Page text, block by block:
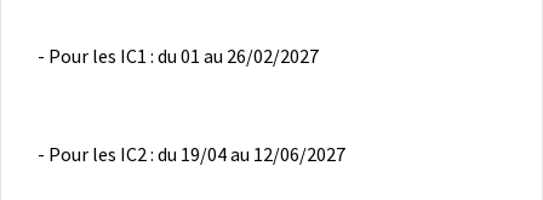
- Pour les IC1 : du 01 au 26/02/2027
- Pour les IC2 : du 19/04 au 12/06/2027